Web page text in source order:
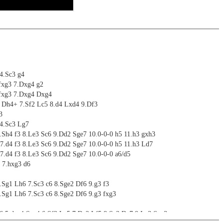
g4
7.Dxg4 g2
7.Dxg4 Dxg4
Dh4+ 7.Sf2 Lc5 8.d4 Lxd4 9.Df3
Lg7
f3 8.Le3 Sc6 9.Dd2 Sge7 10.0-0-0 h5 11.h3 gxh3
f3 8.Le3 Sc6 9.Dd2 Sge7 10.0-0-0 h5 11.h3 Ld7
f3 8.Le3 Sc6 9.Dd2 Sge7 10.0-0-0 a6/d5
d6
Lh6 7.Sc3 c6 8.Sge2 Df6 9.g3 f3
Lh6 7.Sc3 c6 8.Sge2 Df6 9.g3 fxg3
5.dxe4 Sxe4 6.Sf3 Lc5 7.De2 Lf5 8.Sc3 De7 9.Le3 Sxc3